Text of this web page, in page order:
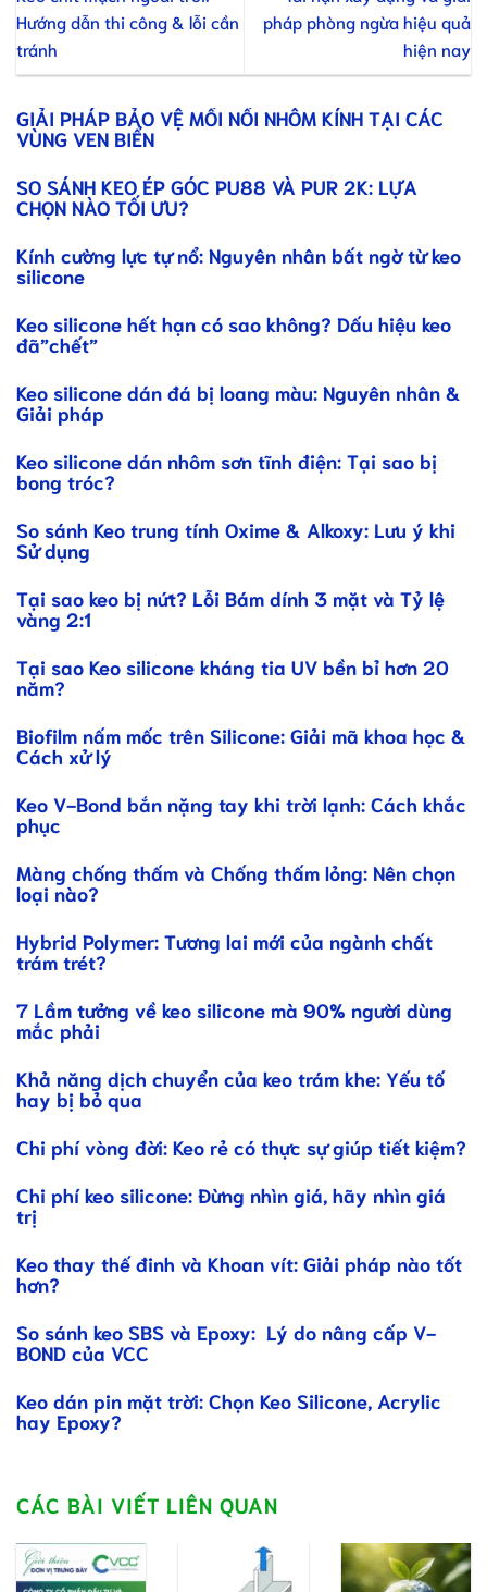
Hướng dẫn thi công & lỗi cần
tránh
pháp phòng ngừa hiệu quả
hiện nay
GIẢI PHÁP BẢO VỆ MỐI NỐI NHÔM KÍNH TẠI CÁC
VÙNG VEN BIỂN
SO SÁNH KEO ÉP GÓC PU88 VÀ PUR 2K: LỰA
CHỌN NÀO TỐI ƯU?
Kính cường lực tự nổ: Nguyên nhân bất ngờ từ keo
silicone
Keo silicone hết hạn có sao không? Dấu hiệu keo
đã”chết”
Keo silicone dán đá bị loang màu: Nguyên nhân &
Giải pháp
Keo silicone dán nhôm sơn tĩnh điện: Tại sao bị
bong tróc?
So sánh Keo trung tính Oxime & Alkoxy: Lưu ý khi
Sử dụng
Tại sao keo bị nứt? Lỗi Bám dính 3 mặt và Tỷ lệ
vàng 2:1
Tại sao Keo silicone kháng tia UV bền bỉ hơn 20
năm?
Biofilm nấm mốc trên Silicone: Giải mã khoa học &
Cách xử lý
Keo V-Bond bắn nặng tay khi trời lạnh: Cách khắc
phục
Màng chống thấm và Chống thấm lỏng: Nên chọn
loại nào?
Hybrid Polymer: Tương lai mới của ngành chất
trám trét?
7 Lầm tưởng về keo silicone mà 90% người dùng
mắc phải
Khả năng dịch chuyển của keo trám khe: Yếu tố
hay bị bỏ qua
Chi phí vòng đời: Keo rẻ có thực sự giúp tiết kiệm?
Chi phí keo silicone: Đừng nhìn giá, hãy nhìn giá
trị
Keo thay thế đinh và Khoan vít: Giải pháp nào tốt
hơn?
So sánh keo SBS và Epoxy: Lý do nâng cấp V-
BOND của VCC
Keo dán pin mặt trời: Chọn Keo Silicone, Acrylic
hay Epoxy?
CÁC BÀI VIẾT LIÊN QUAN